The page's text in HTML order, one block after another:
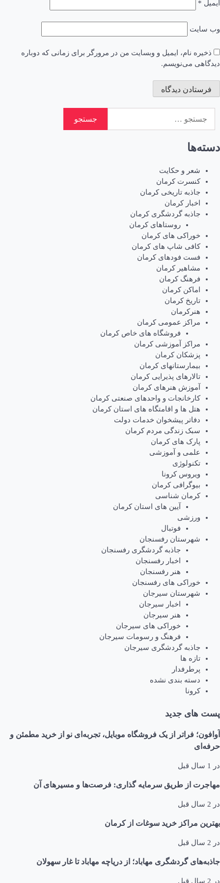
ایمیل *
وب‌ سایت
ذخیره نام، ایمیل و وبسایت من در مرورگر برای زمانی که دوباره
دیدگاهی می‌نویسم.
برای:
دسته‌ها
شعر و حکایت
کنسرت کرمان
جاذبه تاریخی کرمان
اخبار کرمان
جاذبه گردشگری کرمان
روستاهای کرمان
خوراکی های کرمان
کافی شاپ های کرمان
فست فودهای کرمان
مشاهیر کرمان
فرهنگ کرمان
اماکن کرمان
تاریخ کرمان
هنرکرمان
مراکز عمومی کرمان
فروشگاه های خاص کرمان
مراکز آموزشی کرمان
پزشکان کرمان
بیمارستانهای کرمان
تالارهای پذیرایی کرمان
آموزش هنرهای کرمان
کارخانجات و واحدهای صنعتی کرمان
هتل ها و اقامتگاه های استان کرمان
دفاتر پیشخوان خدمات دولت
سبک زندگی مردم کرمان
پارک های کرمان
علمی و آموزشی
تکنولوژی
ویروس کرونا
بیوگرافی کرمان
کرمان شناسی
آیین های استان کرمان
ورزشی
فوتبال
شهرستان رفسنجان
جاذبه گردشگری رفسنجان
اخبار رفسنجان
هنر رفسنجان
خوراکی های رفسنجان
شهرستان سیرجان
اخبار سیرجان
هنر سیرجان
خوراکی های سیرجان
فرهنگ و رسومات سیرجان
جاذبه گردشگری سیرجان
تازه ها
پرطرفدار
دسته بندی نشده
کرونا
پست های جدید
آوافون؛ فراتر از یک فروشگاه موبایل، تجربه‌ای نو از خرید مطمئن و
حرفه‌ای
در 1 سال قبل
مهاجرت از طریق سرمایه گذاری: فرصت‌ها و مسیرهای آن
در 2 سال قبل
بهترین مراکز خرید سوغات از کرمان
در 2 سال قبل
جاذبه‌های گردشگری مهاباد؛ از دریاچه مهاباد تا غار سهولان
در 2 سال قبل